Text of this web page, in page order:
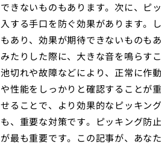
できないものもあります。次に、ピ
入する手口を防ぐ効果があります。
もあり、効果が期待できないものも
みたりした際に、大きな音を鳴らす
池切れや故障などにより、正常に作
や性能をしっかりと確認することが
せることで、より効果的なピッキン
も、重要な対策です。ピッキング防
が最も重要です。この記事が、あな